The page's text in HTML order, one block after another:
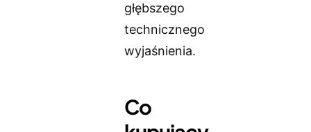
głębszego
technicznego
wyjaśnienia.
Co